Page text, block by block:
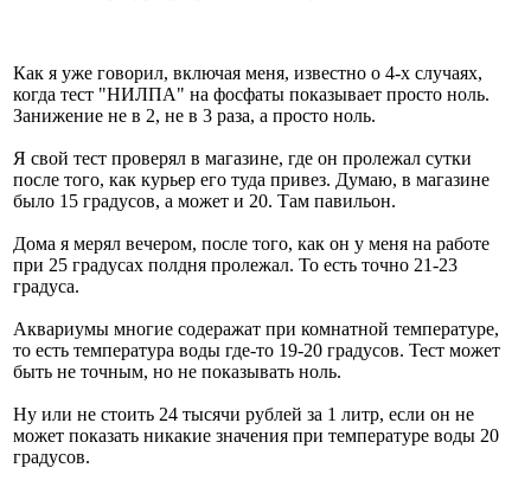
Как я уже говорил, включая меня, известно о 4-х случаях,
когда тест "НИЛПА" на фосфаты показывает просто ноль.
Занижение не в 2, не в 3 раза, а просто ноль.
Я свой тест проверял в магазине, где он пролежал сутки
после того, как курьер его туда привез. Думаю, в магазине
было 15 градусов, а может и 20. Там павильон.
Дома я мерял вечером, после того, как он у меня на работе
при 25 градусах полдня пролежал. То есть точно 21-23
градуса.
Аквариумы многие содеражат при комнатной температуре,
то есть температура воды где-то 19-20 градусов. Тест может
быть не точным, но не показывать ноль.
Ну или не стоить 24 тысячи рублей за 1 литр, если он не
может показать никакие значения при температуре воды 20
градусов.